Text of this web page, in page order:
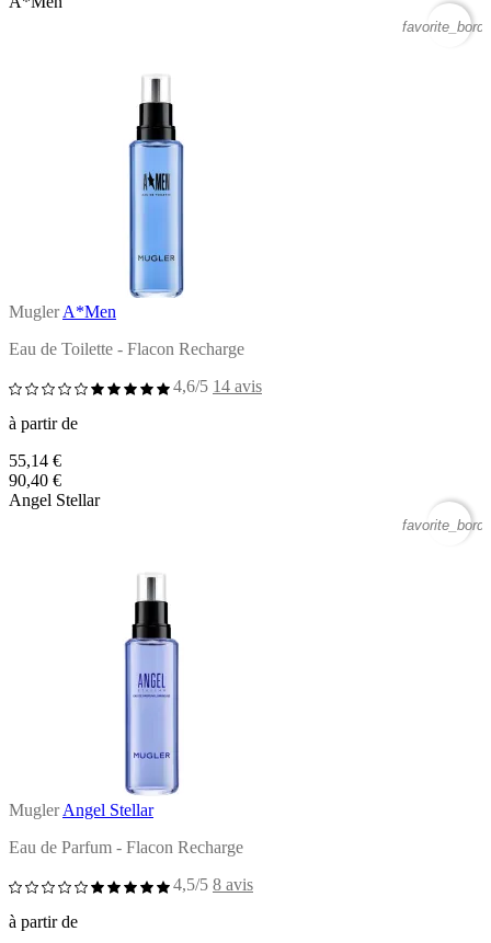
Mugler A*Men
Eau de Toilette - Flacon Recharge
4,6/5 14 avis
à partir de
55,14 €
90,40 €
Angel Stellar
Mugler Angel Stellar
Eau de Parfum - Flacon Recharge
4,5/5 8 avis
à partir de